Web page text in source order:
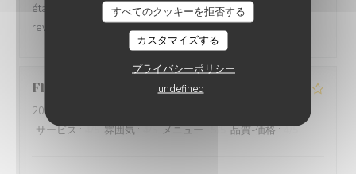
すべてのクッキーを拒否する
カスタマイズする
プライバシーポリシー
undefined
étaient très bons et rien à redire sur le service. Nous
reviendrons
Florence
2026-08-06
サービス:4/5 雰囲気:4/5 メニュー:5/5 品質-価格:4/5